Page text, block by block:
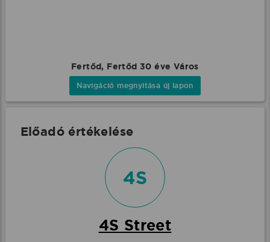
Fertőd, Fertőd 30 éve Város
Navigáció megnyitása új lapon
Előadó értékelése
4S
4S Street